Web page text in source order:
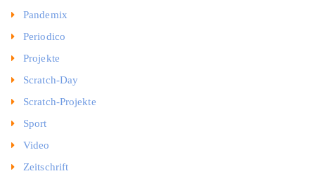
Pandemix
Periodico
Projekte
Scratch-Day
Scratch-Projekte
Sport
Video
Zeitschrift